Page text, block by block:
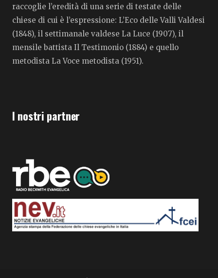
raccoglie l’eredità di una serie di testate delle
chiese di cui è l’espressione: L’Eco delle Valli Valdesi
(1848), il settimanale valdese La Luce (1907), il
mensile battista Il Testimonio (1884) e quello
metodista La Voce metodista (1951).
I nostri partner